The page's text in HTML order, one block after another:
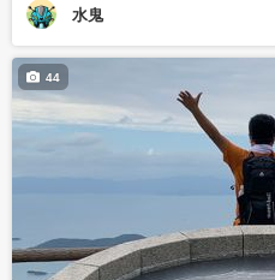
水鬼
44